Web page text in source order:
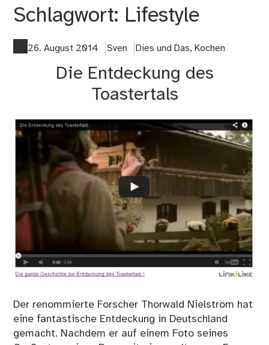
Schlagwort: Lifestyle
26. August 2014 Sven Dies und Das, Kochen
Die Entdeckung des
Toastertals
Der renommierte Forscher Thorwald Nielström hat
eine fantastische Entdeckung in Deutschland
gemacht. Nachdem er auf einem Foto seines